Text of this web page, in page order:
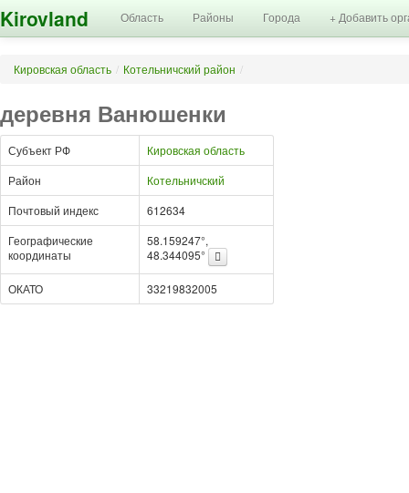
Kirovland Область Районы Города + Добавить
Кировская область / Котельничский район /
деревня Ванюшенки
Субъект РФ
Кировская область
Район
Котельничский
Почтовый индекс
612634
Географические
координаты
58.159247°,
48.344095°
ОКАТО 33219832005